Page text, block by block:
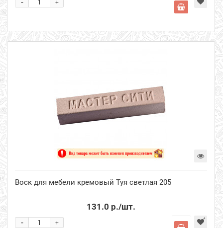
+
Воск для мебели кремовый Туя светлая 205
131.0 р./шт.
+
-